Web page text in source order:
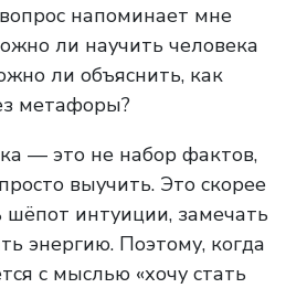
напоминает мне
ли научить человека
ли объяснить, как
метафоры?
— это не набор фактов,
выучить. Это скорее
интуиции, замечать
энергию. Поэтому, когда
с мыслью «хочу стать